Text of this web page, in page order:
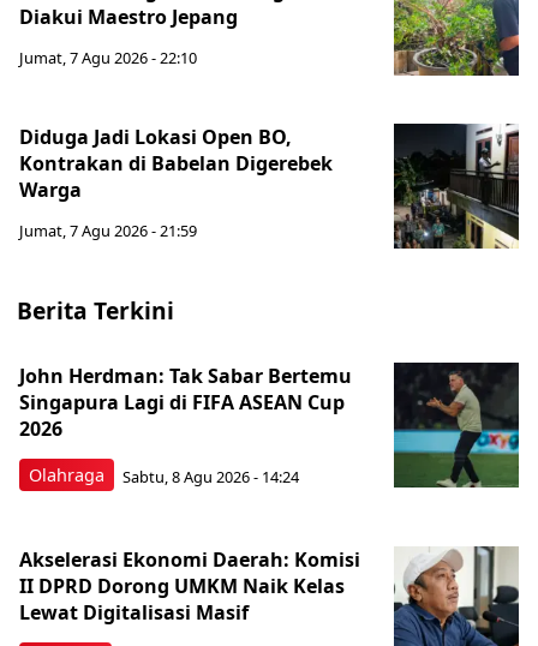
Diakui Maestro Jepang
Jumat, 7 Agu 2026 - 22:10
Diduga Jadi Lokasi Open BO,
Kontrakan di Babelan Digerebek
Warga
Jumat, 7 Agu 2026 - 21:59
Berita Terkini
Olahraga
John Herdman: Tak Sabar Bertemu
Singapura Lagi di FIFA ASEAN Cup
2026
Sabtu, 8 Agu 2026 - 14:24
Akselerasi Ekonomi Daerah: Komisi
II DPRD Dorong UMKM Naik Kelas
Lewat Digitalisasi Masif